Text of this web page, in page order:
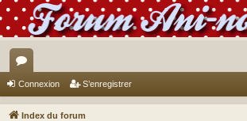
or
u
Connexion S’enregistrer
Index du forum